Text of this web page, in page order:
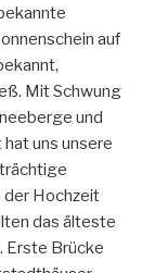
auf
Mit Schwung
und
uns unsere
der Hochzeit
das älteste
Erste Brücke